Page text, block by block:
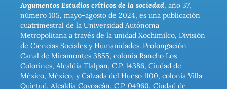
Argumentos Estudios críticos de la sociedad, año 37,
número 105, mayo-agosto de 2024, es una publicación
cuatrimestral de la Universidad Autónoma
Metropolitana a través de la unidad Xochimilco, División
de Ciencias Sociales y Humanidades. Prolongación
Canal de Miramontes 3855, colonia Rancho Los
Colorines, Alcaldía Tlalpan, C.P. 14386, Ciudad de
México, México, y Calzada del Hueso 1100, colonia Villa
Quietud, Alcaldía Coyoacán, C.P. 04960, Ciudad de